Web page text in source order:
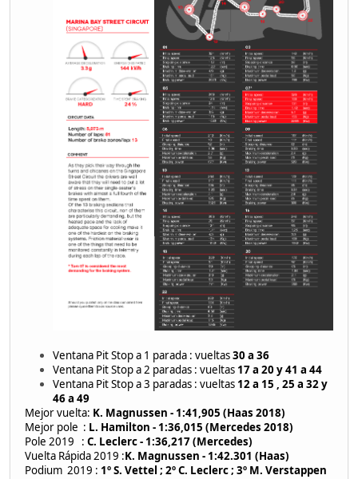
Ventana Pit Stop a 1 parada : vueltas30 a 36
Ventana Pit Stop a 2 paradas : vueltas 17 a 20 y 41 a 44
Ventana Pit Stop a 3 paradas : vueltas 12 a 15 , 25 a 32 y
46 a 49
Mejor vuelta: K. Magnussen - 1:41,905 (Haas 2018)
Mejor pole : L. Hamilton - 1:36,015 (Mercedes 2018)
Pole 2019 : C. Leclerc - 1:36,217 (Mercedes)
Vuelta Rápida 2019 :K. Magnussen - 1:42.301 (Haas)
Podium 2019 : 1º S. Vettel ; 2º C. Leclerc ; 3º M. Verstappen